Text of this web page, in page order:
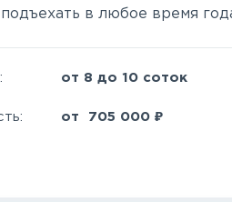
в любое время
от 8 до 10 соток
от 705 000 ₽